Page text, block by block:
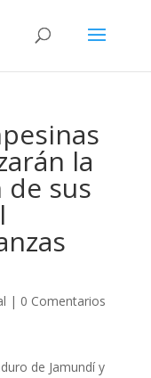
la
de sus
| 0 Comentarios
de Jamundí y